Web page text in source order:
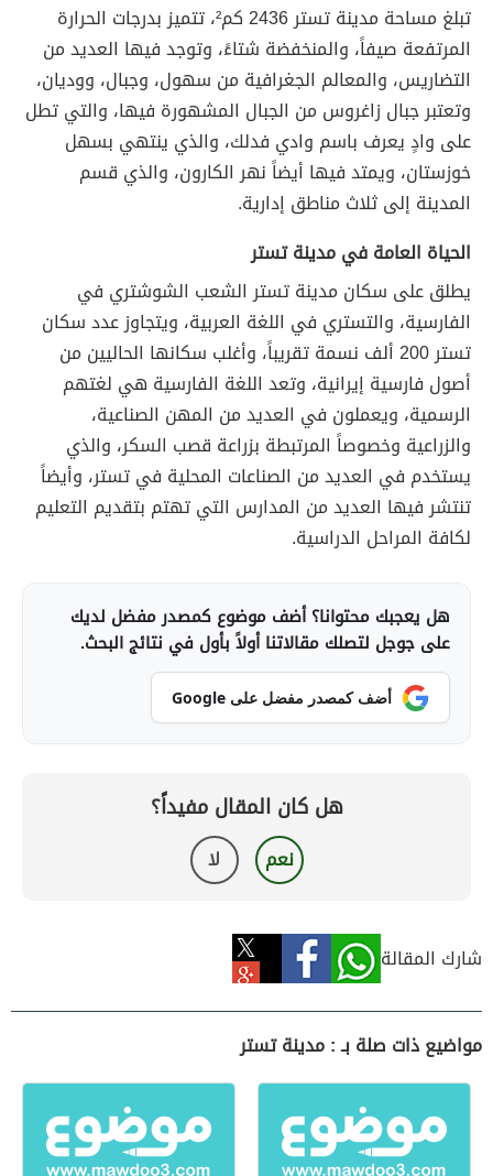
تبلغ مساحة مدينة تستر 2436 كم²، تتميز بدرجات الحرارة
المرتفعة صيفاً، والمنخفضة شتاءً، وتوجد فيها العديد من
التضاريس، والمعالم الجغرافية من سهول، وجبال، ووديان،
وتعتبر جبال زاغروس من الجبال المشهورة فيها، والتي تطل
على وادٍ يعرف باسم وادي فدلك، والذي ينتهي بسهل
خوزستان، ويمتد فيها أيضاً نهر الكارون، والذي قسم
المدينة إلى ثلاث مناطق إدارية.
الحياة العامة في مدينة تستر
يطلق على سكان مدينة تستر الشعب الشوشتري في
الفارسية، والتستري في اللغة العربية، ويتجاوز عدد سكان
تستر 200 ألف نسمة تقريباً، وأغلب سكانها الحاليين من
أصول فارسية إيرانية، وتعد اللغة الفارسية هي لغتهم
الرسمية، ويعملون في العديد من المهن الصناعية،
والزراعية وخصوصاً المرتبطة بزراعة قصب السكر، والذي
يستخدم في العديد من الصناعات المحلية في تستر، وأيضاً
تنتشر فيها العديد من المدارس التي تهتم بتقديم التعليم
لكافة المراحل الدراسية.
هل يعجبك محتوانا؟ أضف موضوع كمصدر مفضل لديك
على جوجل لتصلك مقالاتنا أولاً بأول في نتائج البحث.
أضف كمصدر مفضل على Google
هل كان المقال مفيداً؟
نعم لا
شارك المقالة
مواضيع ذات صلة بـ : مدينة تستر